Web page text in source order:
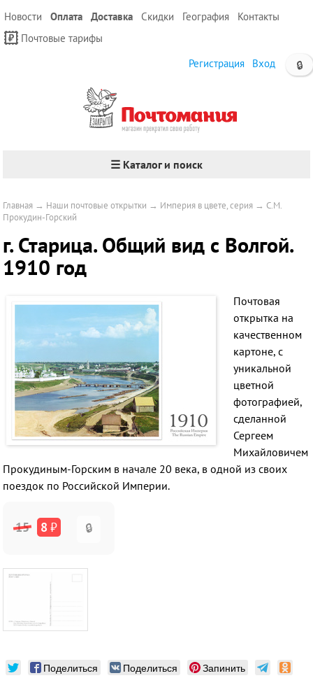
Новости Оплата Доставка Скидки География
Контакты
Почтовые тарифы
🔒
Регистрация Вход
☰ Каталог и поиск
Главная → Наши почтовые открытки → Империя в цвете, серия → С.М.
Прокудин-Горский
г. Старица. Общий вид с Волгой.
1910 год
Почтовая
открытка на
качественном
картоне, с
уникальной
цветной
фотографией,
сделанной
Сергеем
Михайловичем
Прокудиным-Горским в начале 20 века, в одной из своих
поездок по Российской Империи.
15 8 ₽ 🔒
Поделиться Поделиться Запинить